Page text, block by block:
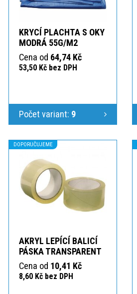
KRYCÍ PLACHTA S OKY
MODRÁ 55G/M2
Cena od 64,74 Kč
53,50 Kč bez DPH
Počet variant: 9
DOPORUČUJEME
AKRYL LEPÍCÍ BALICÍ
PÁSKA TRANSPARENT
Cena od 10,41 Kč
8,60 Kč bez DPH